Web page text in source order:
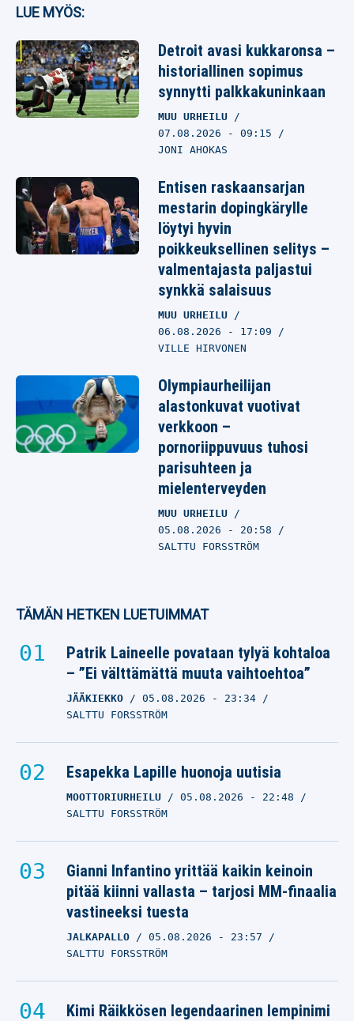
LUE MYÖS:
Detroit avasi kukkaronsa –
historiallinen sopimus
synnytti palkkakuninkaan
MUU URHEILU
07.08.2026 - 09:15
JONI AHOKAS
Entisen raskaansarjan
mestarin dopingkärylle
löytyi hyvin
poikkeuksellinen selitys –
valmentajasta paljastui
synkkä salaisuus
MUU URHEILU
06.08.2026 - 17:09
VILLE HIRVONEN
Olympiaurheilijan
alastonkuvat vuotivat
verkkoon –
pornoriippuvuus tuhosi
parisuhteen ja
mielenterveyden
MUU URHEILU
05.08.2026 - 20:58
SALTTU FORSSTRÖM
TÄMÄN HETKEN LUETUIMMAT
Patrik Laineelle povataan tylyä kohtaloa
– ”Ei välttämättä muuta vaihtoehtoa”
JÄÄKIEKKO 05.08.2026 - 23:34
SALTTU FORSSTRÖM
Esapekka Lapille huonoja uutisia
MOOTTORIURHEILU 05.08.2026 - 22:48
SALTTU FORSSTRÖM
Gianni Infantino yrittää kaikin keinoin
pitää kiinni vallasta – tarjosi MM-finaalia
vastineeksi tuesta
JALKAPALLO 05.08.2026 - 23:57
SALTTU FORSSTRÖM
Kimi Räikkösen legendaarinen lempinimi